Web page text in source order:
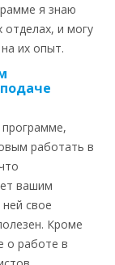
я знаю
отделах, и могу
их опыт.
программе,
работать в
вашим
свое
Кроме
о работе в